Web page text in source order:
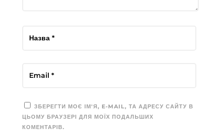
ЗБЕРЕГТИ МОЄ ІМ'Я, E-MAIL, ТА АДРЕСУ САЙТУ В
ЦЬОМУ БРАУЗЕРІ ДЛЯ МОЇХ ПОДАЛЬШИХ
КОМЕНТАРІВ.